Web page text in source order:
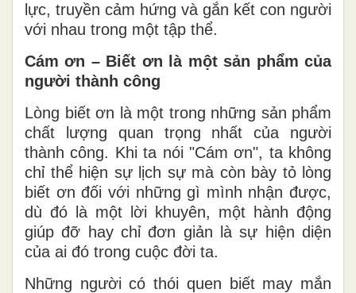
lực, truyền cảm hứng và gắn kết con người
với nhau trong một tập thể.
Cám ơn – Biết ơn là một sản phẩm của
người thành công
Lòng biết ơn là một trong những sản phẩm
chất lượng quan trọng nhất của người
thành công. Khi ta nói "Cám ơn", ta không
chỉ thể hiện sự lịch sự mà còn bày tỏ lòng
biết ơn đối với những gì mình nhận được,
dù đó là một lời khuyên, một hành động
giúp đỡ hay chỉ đơn giản là sự hiện diện
của ai đó trong cuộc đời ta.
Những người có thói quen biết may mắn